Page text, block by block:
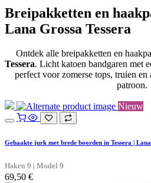
Breipakketten en
Lana Grossa Tessera
Ontdek alle breipakketten en
Tessera. Licht katoen bandgaren met
perfect voor zomerse tops, truien en
patroon.
Nieuw
Gehaakte jurk met brede boorden in Tessera |
Haken 9 | Model 9
69,50 €